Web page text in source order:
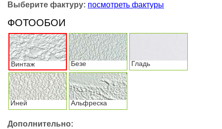
Выберите фактуру: посмотреть фактуры
ФОТООБОИ
Винтаж Безе Гладь
Иней Альфреска
Дополнительно: